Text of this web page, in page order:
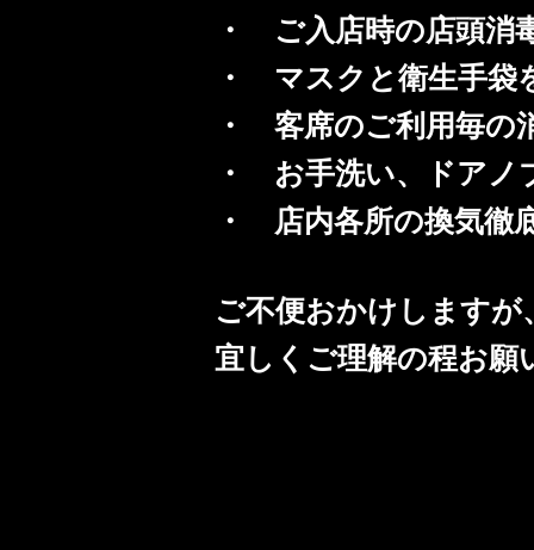
・ ご入店時の店頭消
・ マスクと衛生手袋
・ 客席のご利用毎の
・ お手洗い、ドアノ
・ 店内各所の換気徹
ご不便おかけしますが
宜しくご理解の程お願